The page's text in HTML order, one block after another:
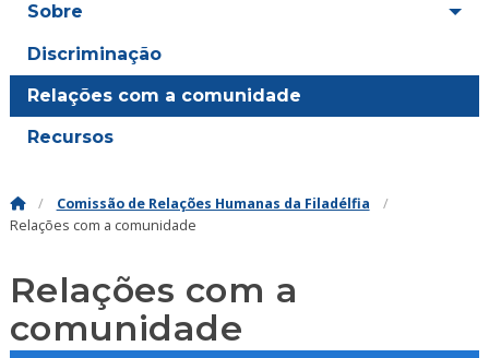
Sobre
Discriminação
Relações com a comunidade
Recursos
Comissão de Relações Humanas da Filadélfia
Relações com a comunidade
Relações com a
comunidade